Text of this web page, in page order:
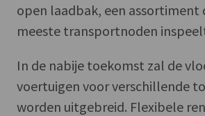
open laadbak, een assortiment
meeste transportnoden
In de nabije toekomst zal de
voertuigen voor verschillende
worden uitgebreid. Flexibele